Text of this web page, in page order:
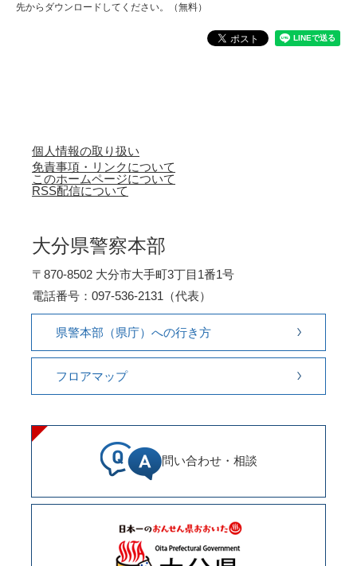
先からダウンロードしてください。（無料）
個人情報の取り扱い
免責事項・リンクについて
このホームページについて
RSS配信について
大分県警察本部
〒870-8502 大分市大手町3丁目1番1号
電話番号：097-536-2131（代表）
県警本部（県庁）への行き方
フロアマップ
問い合わせ・相談